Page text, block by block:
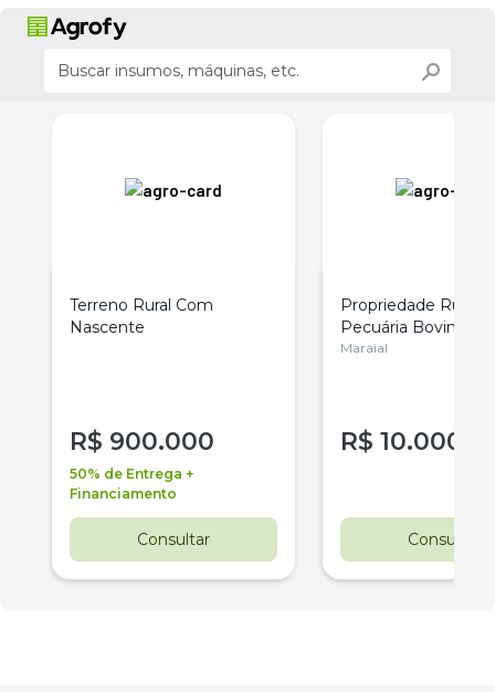
Terreno Rural Com
Nascente
R$ 900.000
50% de Entrega +
Financiamento
Consultar
Propriedade Rural
Pecuária Bovina
Pernambuco
Maraial
R$
Consultar